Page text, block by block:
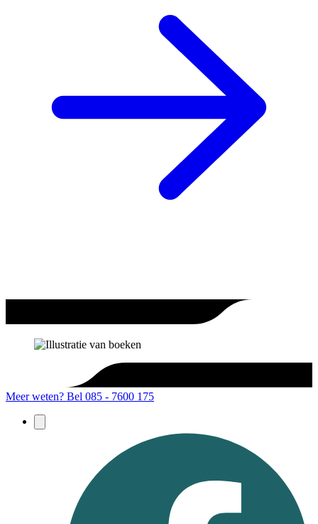
Meer weten? Bel 085 - 7600 175